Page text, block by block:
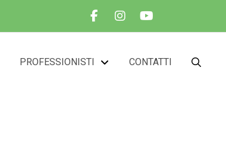
PROFESSIONISTI CONTATTI